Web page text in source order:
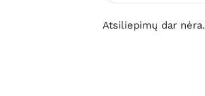
Atsiliepimų dar nėra.